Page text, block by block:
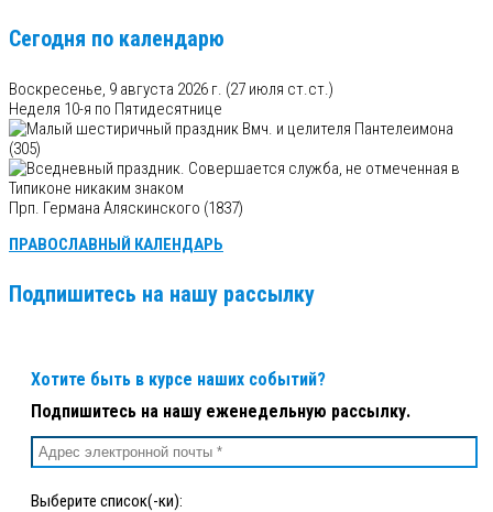
Сегодня по календарю
Воскресенье, 9 августа 2026 г. (27 июля ст.ст.)
Неделя 10-я по Пятидесятнице
Вмч. и целителя Пантелеимона
(305)
Прп. Германа Аляскинского (1837)
ПРАВОСЛАВНЫЙ КАЛЕНДАРЬ
Подпишитесь на нашу рассылку
Хотите быть в курсе наших событий?
Подпишитесь на нашу еженедельную рассылку.
Выберите список(-ки):